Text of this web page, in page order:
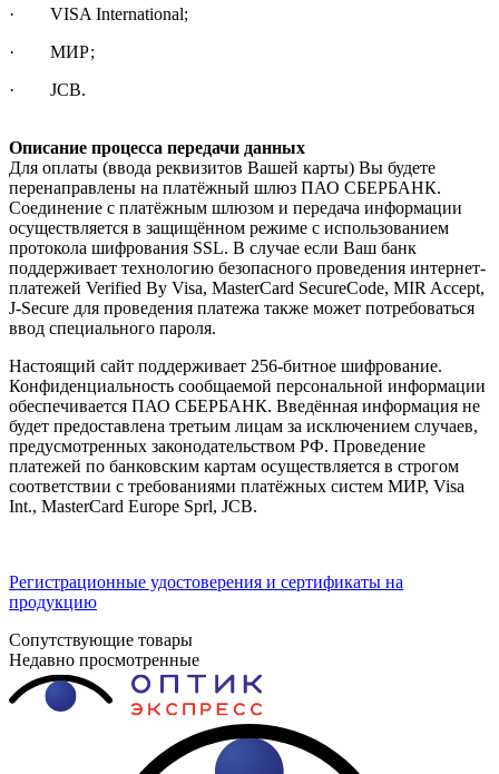
· VISA International;
· МИР;
· JCB.
Описание процесса передачи данных
Для оплаты (ввода реквизитов Вашей карты) Вы будете
перенаправлены на платёжный шлюз ПАО СБЕРБАНК.
Соединение с платёжным шлюзом и передача информации
осуществляется в защищённом режиме с использованием
протокола шифрования SSL. В случае если Ваш банк
поддерживает технологию безопасного проведения интернет-
платежей Verified By Visa, MasterCard SecureCode, MIR Accept,
J-Secure для проведения платежа также может потребоваться
ввод специального пароля.
Настоящий сайт поддерживает 256-битное шифрование.
Конфиденциальность сообщаемой персональной информации
обеспечивается ПАО СБЕРБАНК. Введённая информация не
будет предоставлена третьим лицам за исключением случаев,
предусмотренных законодательством РФ. Проведение
платежей по банковским картам осуществляется в строгом
соответствии с требованиями платёжных систем МИР, Visa
Int., MasterCard Europe Sprl, JCB.
Регистрационные удостоверения и сертификаты на
продукцию
Сопутствующие товары
Недавно просмотренные